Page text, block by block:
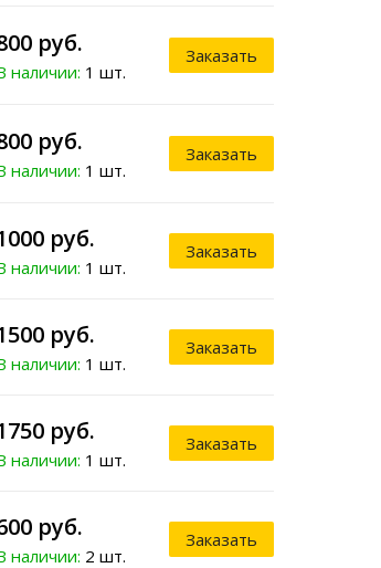
руб.
наличии: 1 шт.
Заказать
руб.
наличии: 1 шт.
Заказать
руб.
наличии: 1 шт.
Заказать
руб.
наличии: 1 шт.
Заказать
руб.
наличии: 1 шт.
Заказать
руб.
наличии: 2 шт.
Заказать